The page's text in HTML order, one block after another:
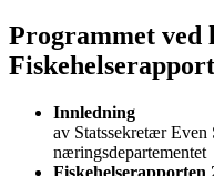
Programmet ved
Innledning
av Statssekretær
næringsdepartementet
Fiskehelserapporten